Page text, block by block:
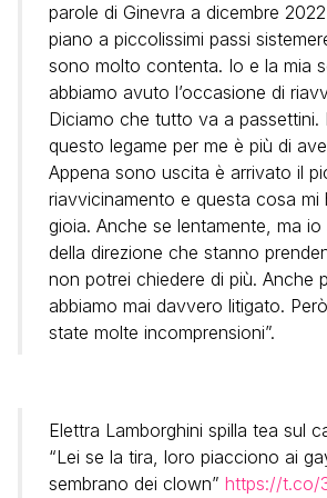
parole di Ginevra a dicembre
piano a piccolissimi passi
sono molto contenta. Io e la mia
abbiamo avuto l’occasione di
Diciamo che tutto va a passettini.
questo legame per me è più di
Appena sono uscita è arrivato il
riavvicinamento e questa cosa mi
gioia. Anche se lentamente, ma
della direzione che stanno
non potrei chiedere di più. Anche
abbiamo mai davvero litigato.
state molte incomprensioni”.
Elettra Lamborghini spilla tea sul
“Lei se la tira, loro piacciono ai
sembrano dei clown” https://t.co/